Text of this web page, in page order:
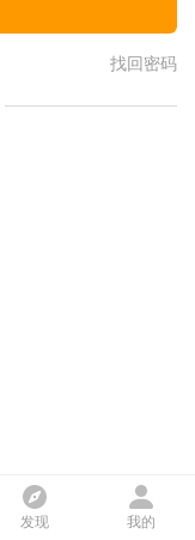
找回密码
发现 我的